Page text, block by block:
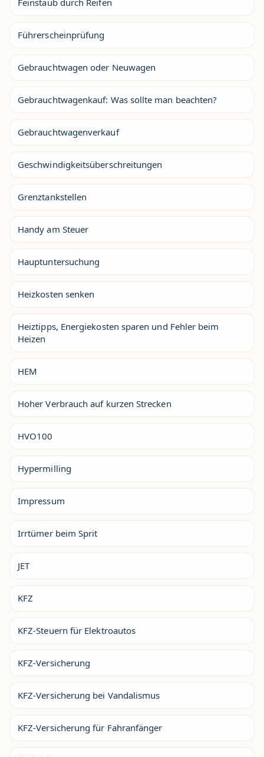
Feinstaub durch Reifen
Führerscheinprüfung
Gebrauchtwagen oder Neuwagen
Gebrauchtwagenkauf: Was sollte man beachten?
Gebrauchtwagenverkauf
Geschwindigkeitsüberschreitungen
Grenztankstellen
Handy am Steuer
Hauptuntersuchung
Heizkosten senken
Heiztipps, Energiekosten sparen und Fehler beim
Heizen
HEM
Hoher Verbrauch auf kurzen Strecken
HVO100
Hypermilling
Impressum
Irrtümer beim Sprit
JET
KFZ
KFZ-Steuern für Elektroautos
KFZ-Versicherung
KFZ-Versicherung bei Vandalismus
KFZ-Versicherung für Fahranfänger